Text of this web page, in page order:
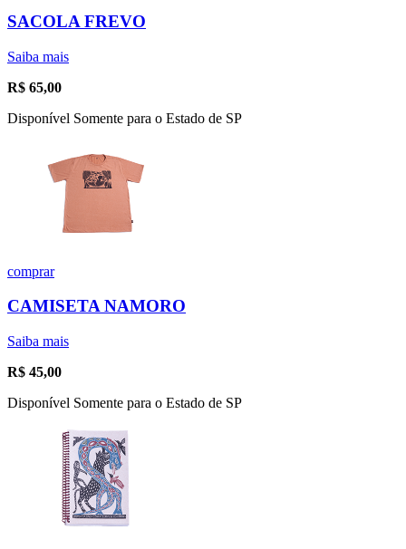
SACOLA FREVO
Saiba mais
R$ 65,00
Disponível Somente para o Estado de SP
comprar
CAMISETA NAMORO
Saiba mais
R$ 45,00
Disponível Somente para o Estado de SP